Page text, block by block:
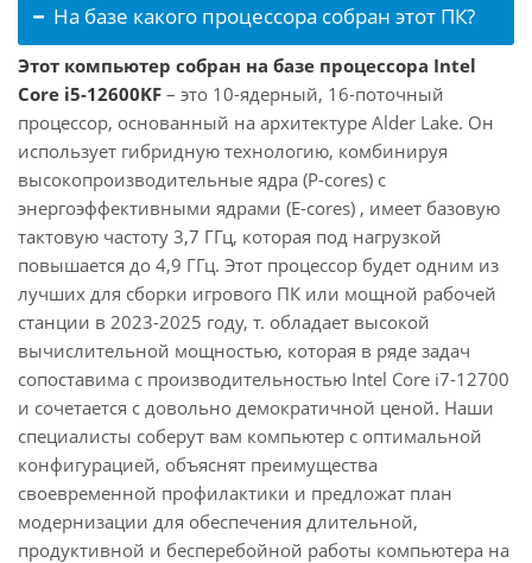
На базе какого процессора собран этот ПК?
Этот компьютер собран на базе процессора Intel
Core i5-12600KF – это 10-ядерный, 16-поточный
процессор, основанный на архитектуре Alder Lake. Он
использует гибридную технологию, комбинируя
высокопроизводительные ядра (P-cores) с
энергоэффективными ядрами (E-cores) , имеет базовую
тактовую частоту 3,7 ГГц, которая под нагрузкой
повышается до 4,9 ГГц. Этот процессор будет одним из
лучших для сборки игрового ПК или мощной рабочей
станции в 2023-2025 году, т. обладает высокой
вычислительной мощностью, которая в ряде задач
сопоставима с производительностью Intel Core i7-12700
и сочетается с довольно демократичной ценой. Наши
специалисты соберут вам компьютер с оптимальной
конфигурацией, объяснят преимущества
своевременной профилактики и предложат план
модернизации для обеспечения длительной,
продуктивной и бесперебойной работы компьютера на